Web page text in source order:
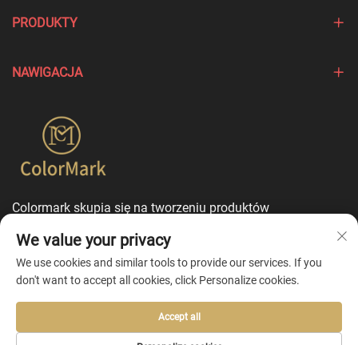
PRODUKTY
NAWIGACJA
Colormark skupia się na tworzeniu produktów
usługi dostosowania w trybie jednego punktu
kontaktowego.
We value your privacy
We use cookies and similar tools to provide our services. If you
don't want to accept all cookies, click Personalize cookies.
Accept all